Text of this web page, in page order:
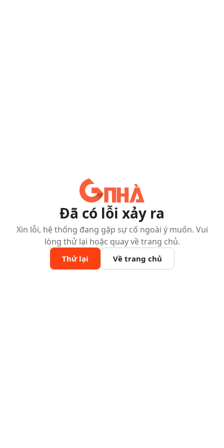
Đã có lỗi xảy ra
Xin lỗi, hệ thống đang gặp sự cố ngoài ý muốn. Vui
lòng thử lại hoặc quay về trang chủ.
Thử lại Về trang chủ